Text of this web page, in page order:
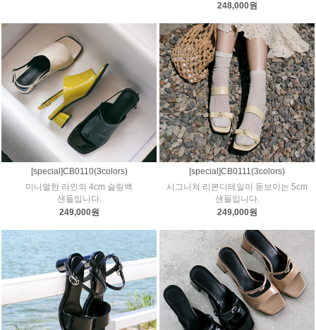
248,000원
[special]CB0110(3colors)
미니멀한 라인의 4cm 슬링백
샌들입니다.
249,000원
[special]CB0111(3colors)
시그니쳐 리본디테일이 돋보이는 5cm
샌들입니다.
249,000원